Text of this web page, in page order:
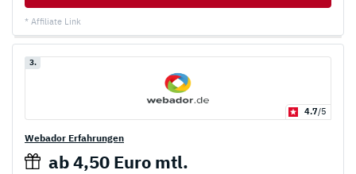
* Affiliate Link
3.
4.7/5
Webador Erfahrungen
ab 4,50 Euro mtl.